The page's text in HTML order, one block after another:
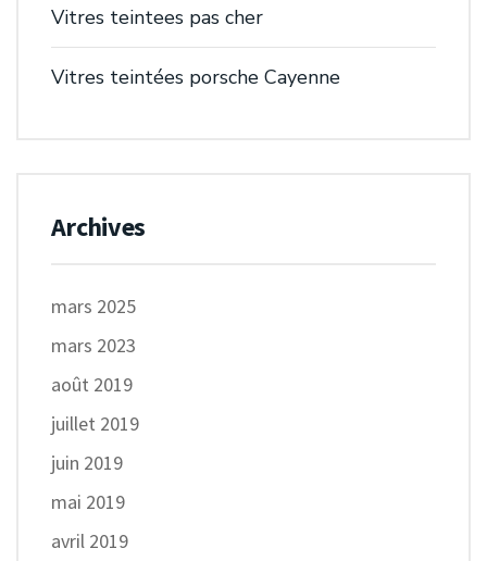
Vitres teintees pas cher
Vitres teintées porsche Cayenne
Archives
mars 2025
mars 2023
août 2019
juillet 2019
juin 2019
mai 2019
avril 2019